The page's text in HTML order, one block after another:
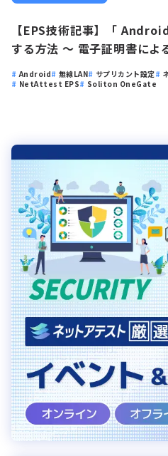
【EPS技術記事】「
する方法 ～ 電子証明書によ
Android 無線LAN サプリカント設定
NetAttest EPS
Soliton OneGate